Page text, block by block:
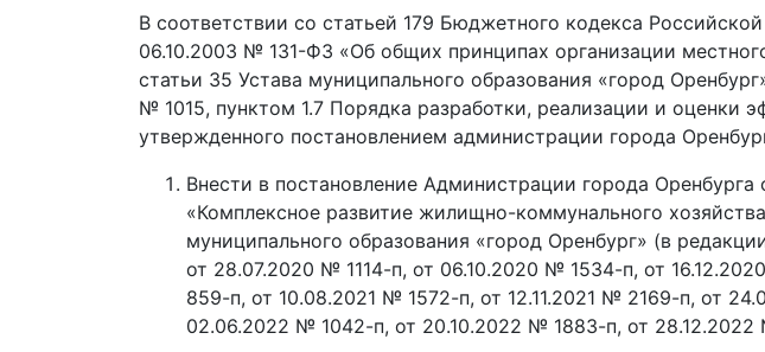
В соответствии со статьей 179 Бюджетного кодекса
06.10.2003 № 131-ФЗ «Об общих принципах организации
статьи 35 Устава муниципального образования «город
№ 1015, пунктом 1.7 Порядка разработки, реализации и оценки
утвержденного постановлением администрации города
Внести в постановление Администрации города
«Комплексное развитие жилищно-коммунального
муниципального образования «город Оренбург» (в
от 28.07.2020 № 1114-п, от 06.10.2020 № 1534-п, от
859-п, от 10.08.2021 № 1572-п, от 12.11.2021 № 2169-п, от
02.06.2022 № 1042-п, от 20.10.2022 № 1883-п, от